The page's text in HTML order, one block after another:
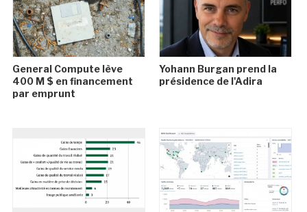
General Compute lève
400 M $ en financement
par emprunt
Yohann Burgan prend la
présidence de l'Adira